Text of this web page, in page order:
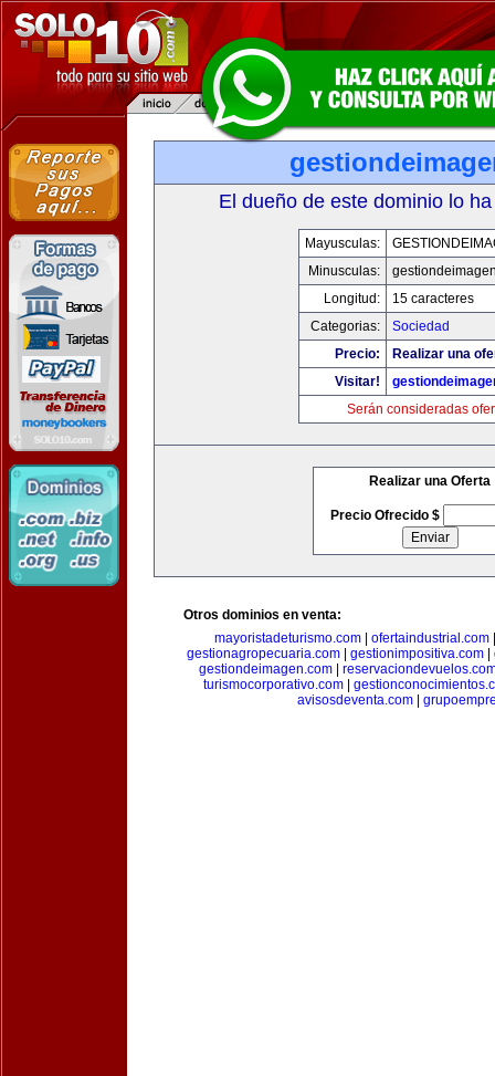
El dueño de este dominio lo
Mayusculas:
Minusculas:
Longitud:
15 caracteres
Categorias:
Sociedad
Precio:
Realizar una
Visitar!
Serán consideradas
Realizar una Oferta
Precio Ofrecido $
Otros dominios en venta:
mayoristadeturismo.com| ofertaindustrial.com
gestionagropecuaria.com
gestionimpositiva.com
gestiondeimagen.com
turismocorporativo.com
avisosdeventa.com